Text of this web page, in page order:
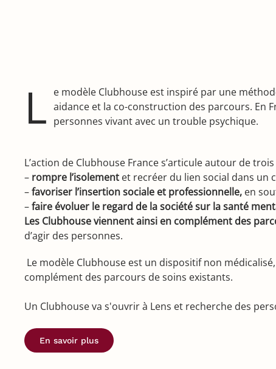
L e modèle Clubhouse est inspiré par une
aidance et la co-construction des parcours. En
personnes vivant avec un trouble psychique.
L’action de Clubhouse France s’articule autour de
– rompre l’isolement et recréer du lien social dans un
–favoriser l’insertion sociale et professionnelle, en
–faire évoluer le regard de la société sur la santé
Les Clubhouse viennent ainsi en complément des
d’agir des personnes.
Le modèle Clubhouse est un dispositif non
complément des parcours de soins existants.
Un Clubhouse va s'ouvrir à Lens et recherche des
En savoir plus